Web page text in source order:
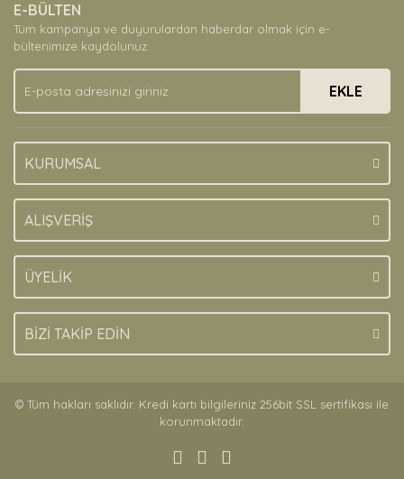
Ürün açıklamasında eksik bilgiler bulunuyor.
Ürün bilgilerinde hatalar bulunuyor.
Ürün fiyatı diğer sitelerden daha pahalı.
Bu ürüne benzer farklı alternatifler olmalı.
E-BÜLTEN
Tüm kampanya ve duyurulardan haberdar olmak için e-
bültenimize kaydolunuz.
EKLE
KURUMSAL
ALIŞVERİŞ
ÜYELİK
BİZİ TAKİP EDİN
© Tüm hakları saklıdır. Kredi kartı bilgileriniz 256bit SSL sertifikası ile
korunmaktadır.